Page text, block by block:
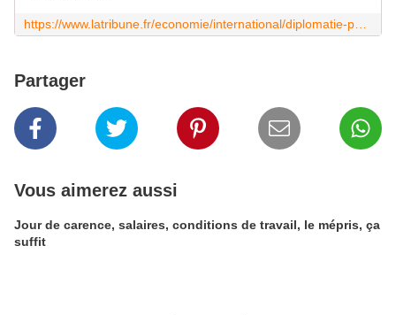
Partager
Vous aimerez aussi
Jour de carence, salaires, conditions de travail, le mépris, ça
suffit